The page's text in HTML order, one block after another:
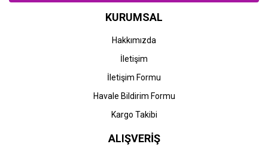
KURUMSAL
Hakkımızda
İletişim
İletişim Formu
Havale Bildirim Formu
Kargo Takibi
ALIŞVERİŞ